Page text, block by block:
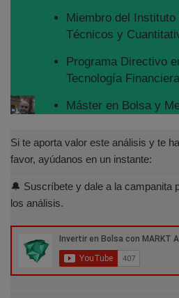
Miembro del
Técnicos y
Programa Directivo
Tecnología
Máster en Bolsa y
asesoramiento
https://www.cnmv.es/
Licenciado en
Politécnica de
Si te aporta valor este análisis y te
favor, ayúdanos en un instante:
🔔 Suscríbete y dale a la campanita
los análisis.